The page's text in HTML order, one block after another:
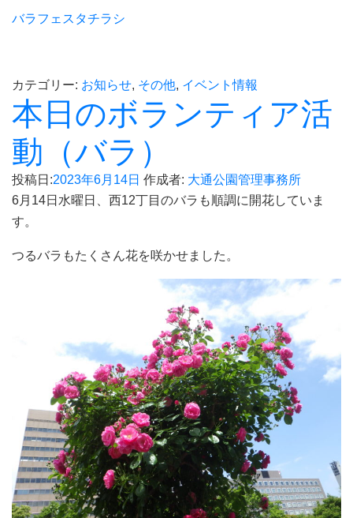
バラフェスタチラシ
カテゴリー: お知らせ, その他, イベント情報
本日のボランティア活
動（バラ）
投稿日:2023年6月14日 作成者: 大通公園管理事務所
6月14日水曜日、西12丁目のバラも順調に開花していま
す。
つるバラもたくさん花を咲かせました。